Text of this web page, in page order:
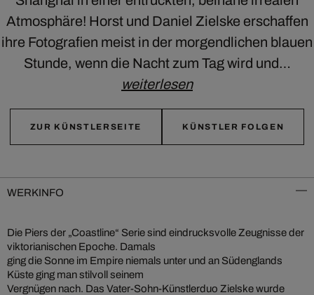
Atmosphäre! Horst und Daniel Zielske erschaffen
ihre Fotografien meist in der morgendlichen blauen
Stunde, wenn die Nacht zum Tag wird und…
weiterlesen
ZUR KÜNSTLERSEITE KÜNSTLER FOLGEN
WERKINFO
Die Piers der „Coastline“ Serie sind eindrucksvolle Zeugnisse der
viktorianischen Epoche. Damals
ging die Sonne im Empire niemals unter und an Südenglands
Küste ging man stilvoll seinem
Vergnügen nach. Das Vater-Sohn-Künstlerduo Zielske wurde